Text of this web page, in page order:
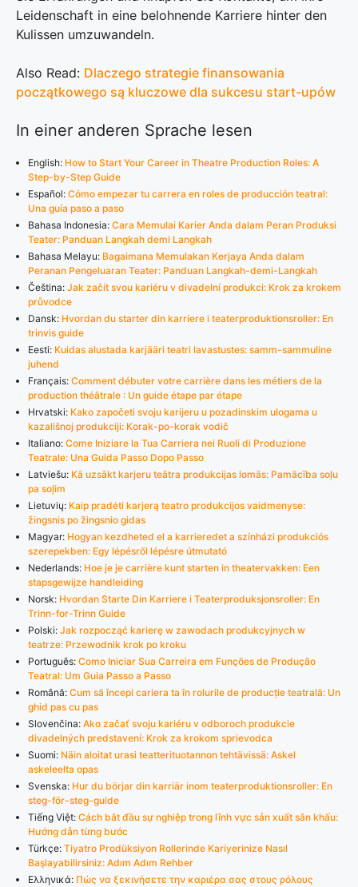
Leidenschaft in eine belohnende Karriere hinter den
Kulissen umzuwandeln.
Also Read: Dlaczego strategie finansowania
początkowego są kluczowe dla sukcesu start-upów
In einer anderen Sprache lesen
English: How to Start Your Career in Theatre Production Roles: A
Step-by-Step Guide
Español: Cómo empezar tu carrera en roles de producción teatral:
Una guía paso a paso
Bahasa Indonesia: Cara Memulai Karier Anda dalam Peran Produksi
Teater: Panduan Langkah demi Langkah
Bahasa Melayu: Bagaimana Memulakan Kerjaya Anda dalam
Peranan Pengeluaran Teater: Panduan Langkah-demi-Langkah
Čeština: Jak začít svou kariéru v divadelní produkci: Krok za krokem
průvodce
Dansk: Hvordan du starter din karriere i teaterproduktionsroller: En
trinvis guide
Eesti: Kuidas alustada karjääri teatri lavastustes: samm-sammuline
juhend
Français: Comment débuter votre carrière dans les métiers de la
production théâtrale : Un guide étape par étape
Hrvatski: Kako započeti svoju karijeru u pozadinskim ulogama u
kazališnoj produkciji: Korak-po-korak vodič
Italiano: Come Iniziare la Tua Carriera nei Ruoli di Produzione
Teatrale: Una Guida Passo Dopo Passo
Latviešu: Kā uzsākt karjeru teātra produkcijas lomās: Pamācība soļu
pa soļim
Lietuvių: Kaip pradėti karjerą teatro produkcijos vaidmenyse:
žingsnis po žingsnio gidas
Magyar: Hogyan kezdheted el a karrieredet a színházi produkciós
szerepekben: Egy lépésről lépésre útmutató
Nederlands: Hoe je je carrière kunt starten in theatervakken: Een
stapsgewijze handleiding
Norsk: Hvordan Starte Din Karriere i Teaterproduksjonsroller: En
Trinn-for-Trinn Guide
Polski: Jak rozpocząć karierę w zawodach produkcyjnych w
teatrze: Przewodnik krok po kroku
Português: Como Iniciar Sua Carreira em Funções de Produção
Teatral: Um Guia Passo a Passo
Română: Cum să începi cariera ta în rolurile de producție teatrală: Un
ghid pas cu pas
Slovenčina: Ako začať svoju kariéru v odboroch produkcie
divadelných predstavení: Krok za krokom sprievodca
Suomi: Näin aloitat urasi teatterituotannon tehtävissä: Askel
askeleelta opas
Svenska: Hur du börjar din karriär inom teaterproduktionsroller: En
steg-för-steg-guide
Tiếng Việt: Cách bắt đầu sự nghiệp trong lĩnh vực sản xuất sân khấu:
Hướng dẫn từng bước
Türkçe: Tiyatro Prodüksiyon Rollerinde Kariyerinize Nasıl
Başlayabilirsiniz: Adım Adım Rehber
Ελληνικά: Πώς να ξεκινήσετε την καριέρα σας στους ρόλους